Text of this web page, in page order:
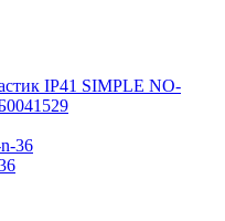
IP41 SIMPLE NO-